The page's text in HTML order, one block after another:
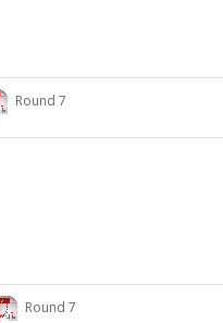
Round 7
Round 7